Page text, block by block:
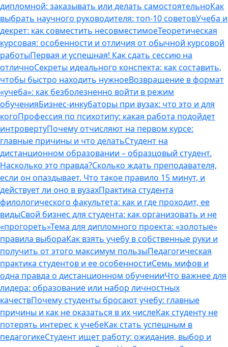
дипломной: заказывать или делать самостоятельноКак
выбрать научного руководителя: топ-10 советовУчеба и
декрет: как совместить несовместимоеТеоретическая
курсовая: особенности и отличия от обычной курсовой
работыПервая и успешная! Как сдать сессию на
отличноСекреты идеального конспекта: как составить,
чтобы быстро находить нужноеВозвращение в формат
«учеба»: как безболезненно войти в режим
обученияБизнес-инкубаторы при вузах: что это и для
когоПрофессия по психотипу: какая работа подойдет
интровертуПочему отчисляют на первом курсе:
главные причины и что делатьСтудент на
дистанционном образовании – образцовый студент.
Насколько это правда?Сколько ждать преподавателя,
если он опаздывает. Что такое правило 15 минут, и
действует ли оно в вузахПрактика студента
филологического факультета: как и где проходит, ее
видыСвой бизнес для студента: как организовать и не
«прогореть»Тема для дипломного проекта: «золотые»
правила выбораКак взять учебу в собственные руки и
получить от этого максимум пользыПедагогическая
практика студентов и ее особенностиСемь мифов и
одна правда о дистанционном обученииЧто важнее для
лидера: образование или набор личностных
качествПочему студенты бросают учебу: главные
причины и как не оказаться в их числеКак студенту не
потерять интерес к учебеКак стать успешным в
педагогикеСтудент ищет работу: ожидания, выбор и